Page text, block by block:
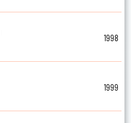
1998
1999